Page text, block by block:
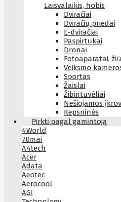
Laisvalaikis, hobis
Dviračiai
Dviračių priedai
E-dviračiai
Paspirtukai
Dronai
Fotoaparatai,
Veiksmo
Sportas
Žaislai
Žibintuvėliai
Nešiojamos
Kepsninės
Pirkti pagal gamintoją
4World
70mai
A4tech
Acer
Adata
Aeotec
Aerocool
AGI